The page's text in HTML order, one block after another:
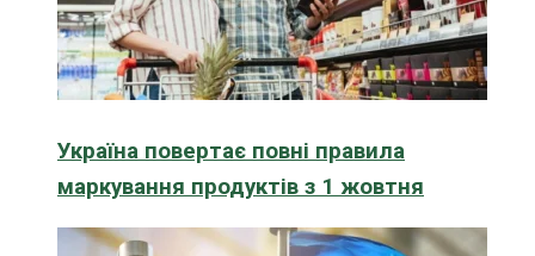
Україна повертає повні правила
маркування продуктів з 1 жовтня